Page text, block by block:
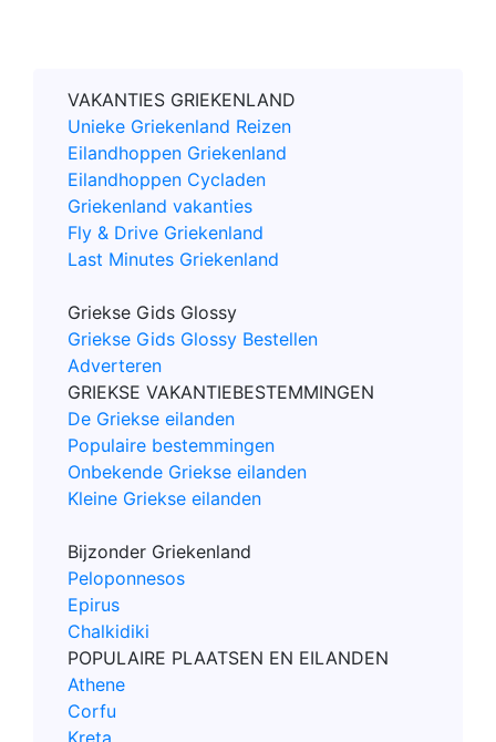
VAKANTIES GRIEKENLAND
Unieke Griekenland Reizen
Eilandhoppen Griekenland
Eilandhoppen Cycladen
Griekenland vakanties
Fly & Drive Griekenland
Last Minutes Griekenland
Griekse Gids Glossy
Griekse Gids Glossy Bestellen
Adverteren
GRIEKSE VAKANTIEBESTEMMINGEN
De Griekse eilanden
Populaire bestemmingen
Onbekende Griekse eilanden
Kleine Griekse eilanden
Bijzonder Griekenland
Peloponnesos
Epirus
Chalkidiki
POPULAIRE PLAATSEN EN EILANDEN
Athene
Corfu
Kreta